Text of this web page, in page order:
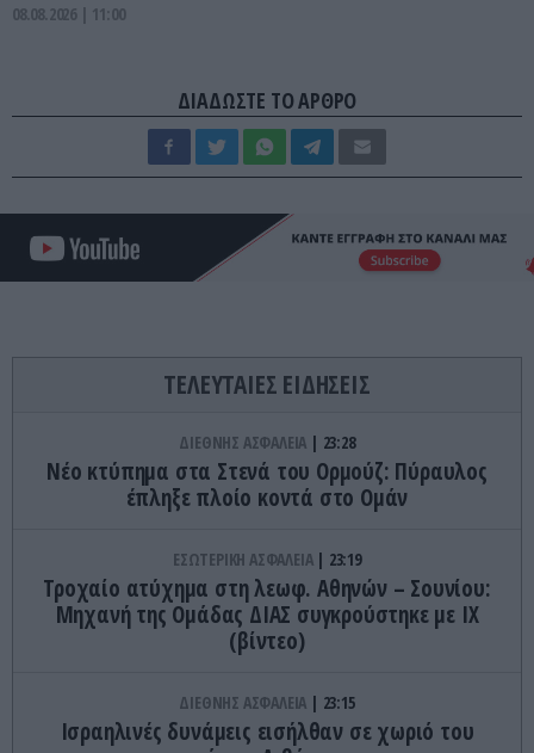
08.08.2026 | 11:00
ΔΙΑΔΩΣΤΕ ΤΟ ΑΡΘΡΟ
ΤΕΛΕΥΤΑΙΕΣ ΕΙΔΗΣΕΙΣ
ΔΙΕΘΝΗΣ ΑΣΦΑΛΕΙΑ 23:28
Νέο κτύπημα στα Στενά του Ορμούζ: Πύραυλος
έπληξε πλοίο κοντά στο Ομάν
ΕΣΩΤΕΡΙΚΗ ΑΣΦΑΛΕΙΑ 23:19
Τροχαίο ατύχημα στη λεωφ. Αθηνών – Σουνίου:
Μηχανή της Ομάδας ΔΙΑΣ συγκρούστηκε με ΙΧ
(βίντεο)
ΔΙΕΘΝΗΣ ΑΣΦΑΛΕΙΑ 23:15
Ισραηλινές δυνάμεις εισήλθαν σε χωριό του